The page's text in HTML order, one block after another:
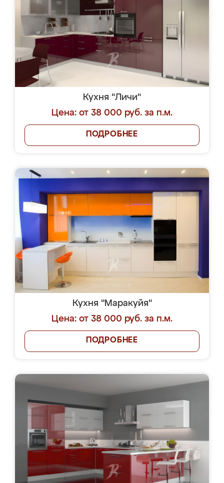
Кухня "Личи"
Цена: от 38 000 руб. за п.м.
ПОДРОБНЕЕ
Кухня "Маракуйя"
Цена: от 38 000 руб. за п.м.
ПОДРОБНЕЕ